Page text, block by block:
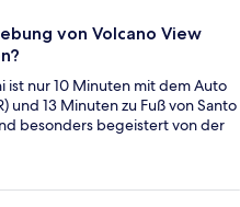
von Volcano View
ist nur 10 Minuten mit dem Auto
und 13 Minuten zu Fuß von Santo
besonders begeistert von der